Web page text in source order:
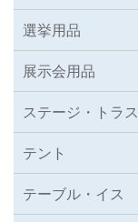
選挙用品
展示会用品
ステージ・トラス
テント
テーブル・イス